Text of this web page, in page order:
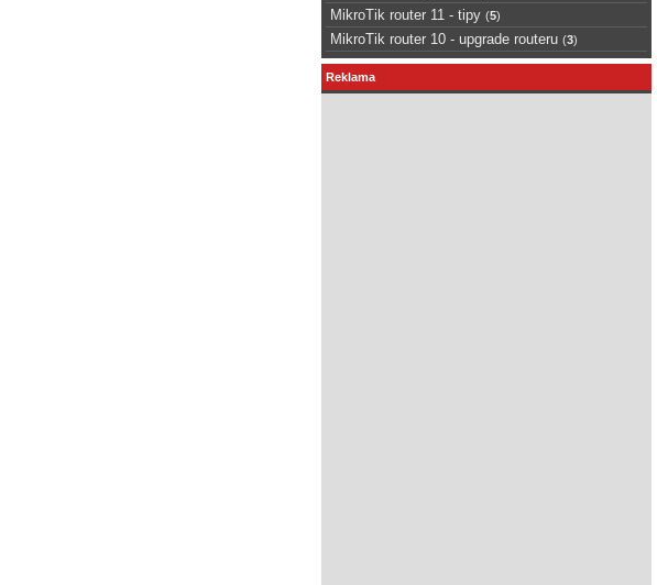
MikroTik router 11 - tipy (5)
MikroTik router 10 - upgrade routeru (3)
Reklama